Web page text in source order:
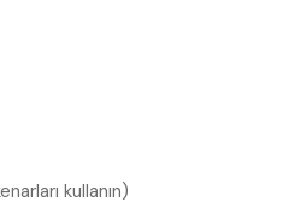
kullanın)